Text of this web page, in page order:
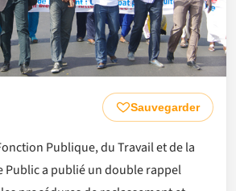
Sauvegarder
Publique, du Travail et de la
Public a publié un double rappel